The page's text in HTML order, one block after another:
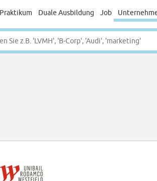
Praktikum Duale Ausbildung Job